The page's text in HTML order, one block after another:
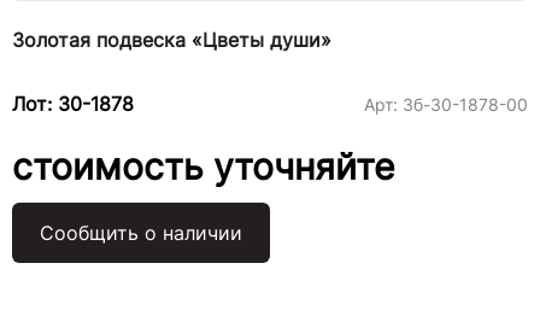
Золотая подвеска «Цветы души»
Лот: 30-1878 Арт: 3б-30-1878-00
стоимость уточняйте
Сообщить о наличии